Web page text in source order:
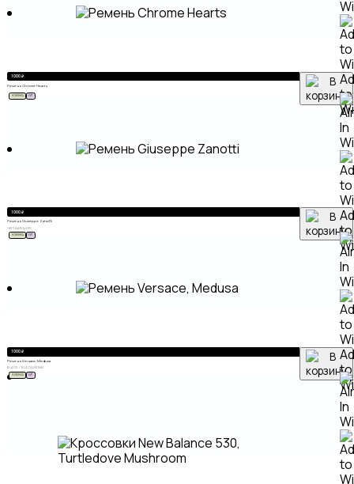
1 000₽
Ремень Chrome Hearts
to
1 000₽
Ремень Giuseppe Zanotti
ЧЕРНЫЙSILVER
НОВИНКА ХИТ
to
1 000₽
Ремень Versace, Medusa
BLACK / BLACK
БЕЛЫЙ
НОВИНКА ХИТ
to
НОВИНКА ХИТ